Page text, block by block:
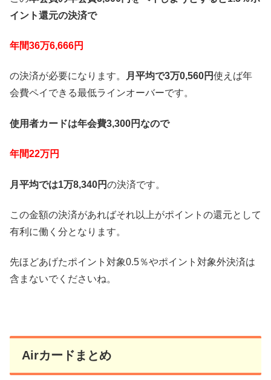
イント還元の決済で
年間36万6,666円
の決済が必要になります。 月平均で3万0,560円使えば年
会費ペイできる最低ラインオーバーです。
使用者カードは年会費3,300円なので
年間22万円
月平均では1万8,340円の決済です。
この金額の決済があればそれ以上がポイントの還元として
有利に働く分となります。
先ほどあげたポイント対象0.5％やポイント対象外決済は
含まないでくださいね。
Airカードまとめ